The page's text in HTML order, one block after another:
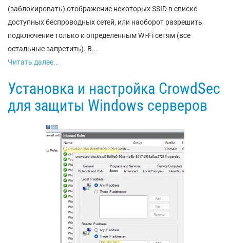
(заблокировать) отображение некоторых SSID в списке
доступных беспроводных сетей, или наоборот разрешить
подключение только к определенным Wi-Fi сетям (все
остальные запретить). В...
Читать далее...
Установка и настройка CrowdSec
для защиты Windows серверов